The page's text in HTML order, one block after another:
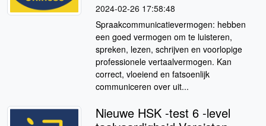
2024-02-26 17:58:48
Spraakcommunicatievermogen: hebben
een goed vermogen om te luisteren,
spreken, lezen, schrijven en voorlopige
professionele vertaalvermogen. Kan
correct, vloeiend en fatsoenlijk
communiceren over uit...
Nieuwe HSK -test 6 -level